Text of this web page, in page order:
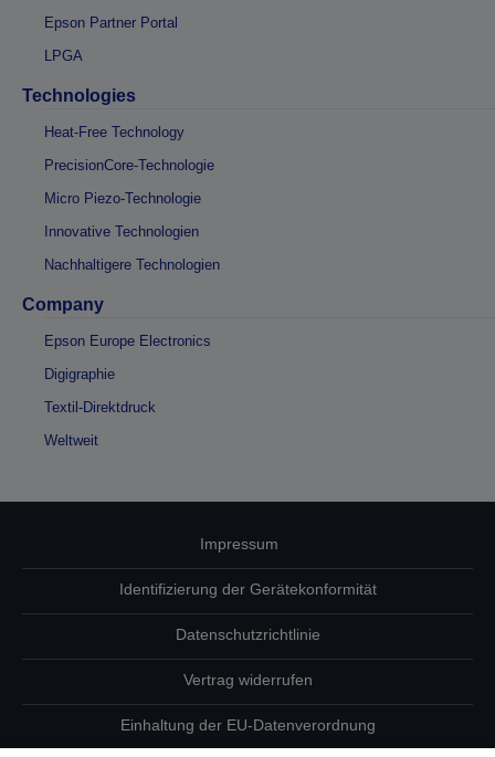
Epson Partner Portal
LPGA
Technologies
Heat-Free Technology
PrecisionCore-Technologie
Micro Piezo-Technologie
Innovative Technologien
Nachhaltigere Technologien
Company
Epson Europe Electronics
Digigraphie
Textil-Direktdruck
Weltweit
Impressum
Identifizierung der Gerätekonformität
Datenschutzrichtlinie
Vertrag widerrufen
Einhaltung der EU-Datenverordnung